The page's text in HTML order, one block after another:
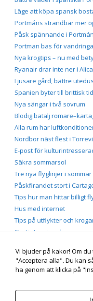
Läge att köpa spansk
Portmáns strandbar mer
Påsk spännande i Portmán
Portman bas för
Nya krogtips – nu med
Ryanair drar inte ner i
Ljusare gård, bättre
Spanien byter till brittisk
Nya sängar i två sovrum
Blodig batalj
Alla rum har
Nordbor näst flest i
E-post för
Säkra sommarsol
Tre nya flyglinjer i sommar
Påskfirandet stort i
Tips hur man hittar billigt
Hus med internet
Tips på utflykter och
Gratis tennis och massor
Portmán vid
Vi bjuder på kakor! Om
"Acceptera alla". Du kan
ha genom att klicka på